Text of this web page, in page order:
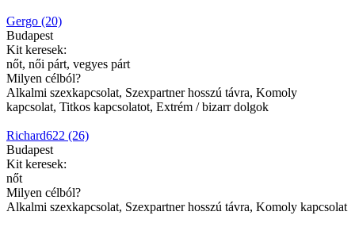
Gergo (20)
Budapest
Kit keresek:
nőt, női párt, vegyes párt
Milyen célból?
Alkalmi szexkapcsolat, Szexpartner hosszú távra, Komoly
kapcsolat, Titkos kapcsolatot, Extrém / bizarr dolgok
Richard622 (26)
Budapest
Kit keresek:
nőt
Milyen célból?
Alkalmi szexkapcsolat, Szexpartner hosszú távra, Komoly kapcsolat